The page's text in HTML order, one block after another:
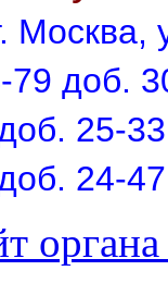
Москва,
79 доб.
25-33
24-47